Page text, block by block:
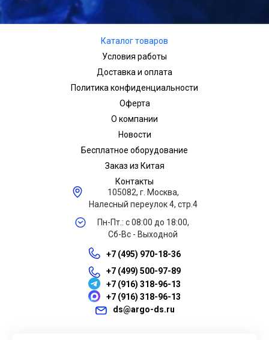
Каталог товаров
Условия работы
Доставка и оплата
Политика конфиденциальности
Оферта
О компании
Новости
Бесплатное оборудование
Заказ из Китая
Контакты
105082, г. Москва,
Налесный переулок 4, стр.4
Пн-Пт.: с 08:00 до 18:00,
Сб-Вс - Выходной
+7 (495) 970-18-36
+7 (499) 500-97-89
+7 (916) 318-96-13
+7 (916) 318-96-13
ds@argo-ds.ru